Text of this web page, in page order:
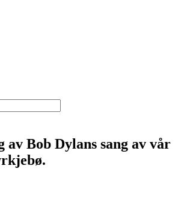
Bob Dylans sang av vår